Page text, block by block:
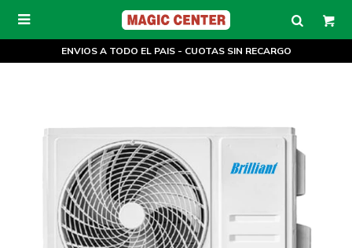

ENVIOS A TODO EL PAIS - CUOTAS SIN RECARGO